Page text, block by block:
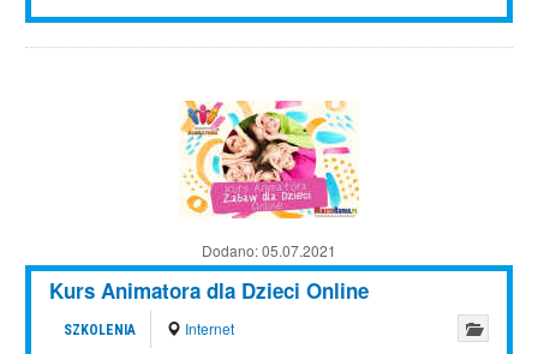
Dodano:05.07.2021
Kurs Animatora dla Dzieci Online
SZKOLENIA Internet